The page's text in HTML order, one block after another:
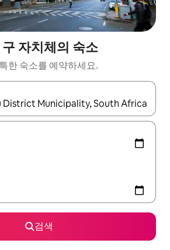
자치체의 숙소
한 숙소를 예약하세요.
래 화살표 키를 사용하거나 터치 또는 스와이
검색